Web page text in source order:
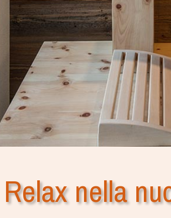
Relax nella